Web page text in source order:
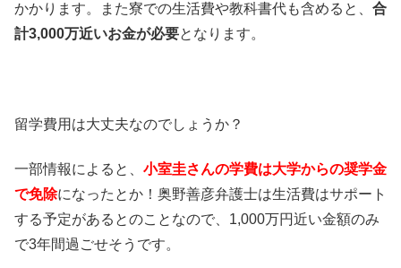
かかります。また寮での生活費や教科書代も含めると、 合
計3,000万近いお金が必要となります。
留学費用は大丈夫なのでしょうか？
一部情報によると、 小室圭さんの学費は大学からの奨学金
で免除になったとか！奥野善彦弁護士は生活費はサポート
する予定があるとのことなので、1,000万円近い金額のみ
で3年間過ごせそうです。